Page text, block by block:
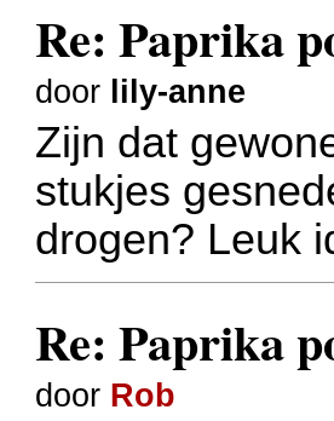
Re: Paprika
door lily-anne
Zijn dat
stukjes
drogen? Leuk
Re: Paprika
door Rob